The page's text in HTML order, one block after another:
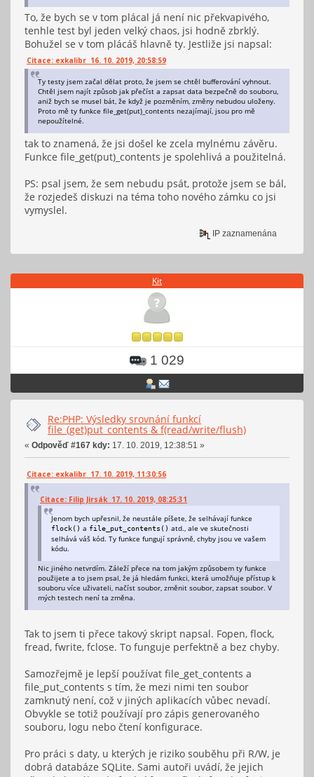
To, že bych se v tom plácal já není nic překvapivého,
tenhle test byl jeden velký chaos, jsi hodně zbrklý.
Bohužel se v tom plácáš hlavně ty. Jestliže jsi napsal:
Citace: exkalibr 16. 10. 2019, 20:58:59
Ty testy jsem začal dělat proto, že jsem se chtěl bufferování vyhnout.
Chtěl jsem najít způsob jak přečíst a zapsat data bezpečně do souboru,
aniž bych se musel bát, že když je pozměním, změny nebudou uloženy.
Proto mě ty funkce file_get(put)_contents nezajímají, jsou pro mě
nepoužítelné.
tak to znamená, že jsi došel ke zcela mylnému závěru.
Funkce file_get(put)_contents je spolehlivá a použitelná.
PS: psal jsem, že sem nebudu psát, protože jsem se bál,
že rozjedeš diskuzi na téma toho nového zámku co jsi
vymyslel.
IP zaznamenána
Kit
1 029
Re:PHP: Výsledky srovnání funkcí
file_(get)put_contents & f(read/write/flush)
« Odpověď #167 kdy: 17. 10. 2019, 12:38:51 »
Citace: exkalibr 17. 10. 2019, 11:30:56
Citace: Filip Jirsák 17. 10. 2019, 08:25:31
Jenom bych upřesnil, že neustále píšete, že selhávají funkce
flock() a file_put_contents() atd., ale ve skutečnosti
selhává váš kód. Ty funkce fungují správně, chyby jsou ve vašem
kódu.
Nic jiného netvrdím. Záleží přece na tom jakým způsobem ty funkce
použijete a to jsem psal, že já hledám funkci, která umožňuje přístup k
souboru více uživateli, načíst soubor, změnit soubor, zapsat soubor. V
mých testech není ta změna.
Tak to jsem ti přece takový skript napsal. Fopen, flock,
fread, fwrite, fclose. To funguje perfektně a bez chyby.
Samozřejmě je lepší používat file_get_contents a
file_put_contents s tím, že mezi nimi ten soubor
zamknutý není, což v jiných aplikacích vůbec nevadí.
Obvykle se totiž používají pro zápis generovaného
souboru, logu nebo čtení konfigurace.
Pro práci s daty, u kterých je riziko souběhu při R/W, je
dobrá databáze SQLite. Sami autoři uvádí, že jejich